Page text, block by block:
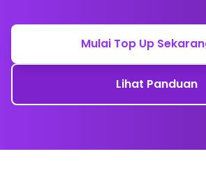
Mulai Top Up
Lihat Panduan